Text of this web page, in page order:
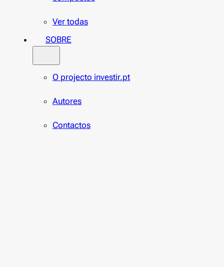
Ver todas
SOBRE
O projecto investir.pt
Autores
Contactos